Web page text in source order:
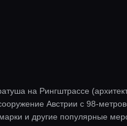
на Рингштрассе
Австрии с 98-
и другие популярные